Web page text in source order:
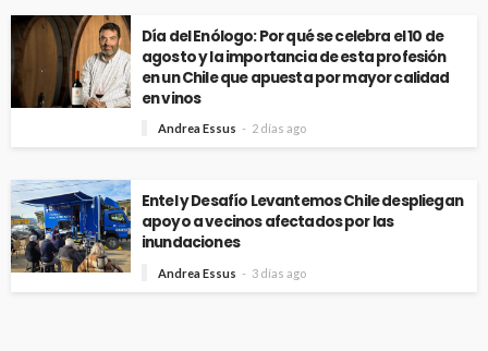
Día del Enólogo: Por qué se celebra el 10 de
agosto y la importancia de esta profesión
en un Chile que apuesta por mayor calidad
en vinos
Andrea Essus 2 días ago
Entel y Desafío Levantemos Chile despliegan
apoyo a vecinos afectados por las
inundaciones
Andrea Essus 3 días ago